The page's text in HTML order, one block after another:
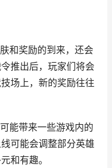
和奖励的到来，还会
推出后，玩家们将会
场上，新的奖励往往
能带来一些游戏内的
可能会调整部分英雄
和有趣。